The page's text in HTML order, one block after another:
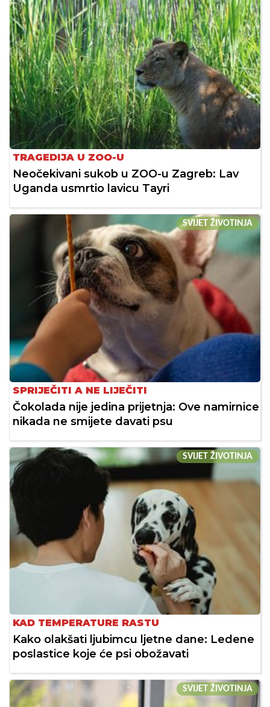
TRAGEDIJA U ZOO-U
Neočekivani sukob u ZOO-u Zagreb: Lav
Uganda usmrtio lavicu Tayri
SVIJET ŽIVOTINJA
SPRIJEČITI A NE LIJEČITI
Čokolada nije jedina prijetnja: Ove namirnice
nikada ne smijete davati psu
SVIJET ŽIVOTINJA
KAD TEMPERATURE RASTU
Kako olakšati ljubimcu ljetne dane: Ledene
poslastice koje će psi obožavati
SVIJET ŽIVOTINJA